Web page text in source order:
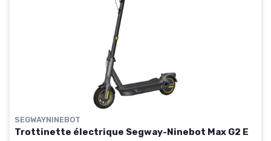
SEGWAYNINEBOT
Trottinette électrique Segway-Ninebot Max G2 E